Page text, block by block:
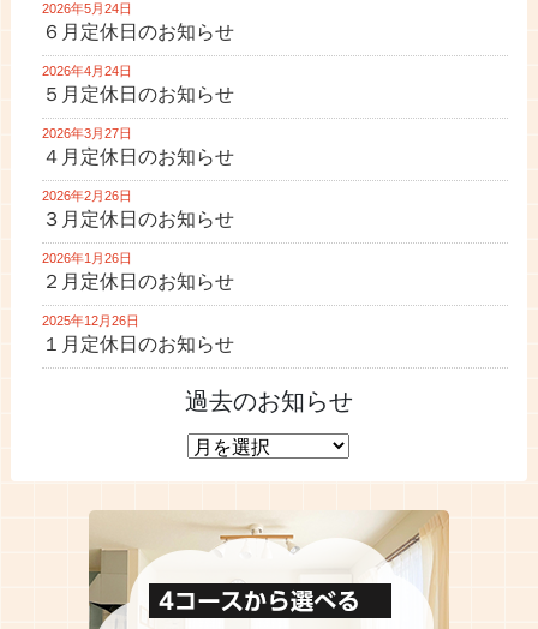
2026年5月24日
６月定休日のお知らせ
2026年4月24日
５月定休日のお知らせ
2026年3月27日
４月定休日のお知らせ
2026年2月26日
３月定休日のお知らせ
2026年1月26日
２月定休日のお知らせ
2025年12月26日
１月定休日のお知らせ
過去のお知らせ